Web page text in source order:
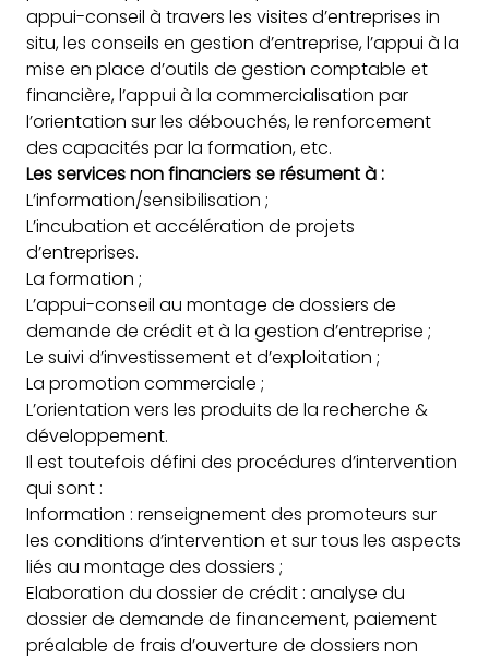
appui-conseil à travers les visites d’entreprises in
situ, les conseils en gestion d’entreprise, l’appui à la
mise en place d’outils de gestion comptable et
financière, l’appui à la commercialisation par
l’orientation sur les débouchés, le renforcement
des capacités par la formation, etc.
Les services non financiers se résument à :
L’information/sensibilisation ;
L’incubation et accélération de projets
d’entreprises.
La formation ;
L’appui-conseil au montage de dossiers de
demande de crédit et à la gestion d’entreprise ;
Le suivi d’investissement et d’exploitation ;
La promotion commerciale ;
L’orientation vers les produits de la recherche &
développement.
Il est toutefois défini des procédures d’intervention
qui sont :
Information : renseignement des promoteurs sur
les conditions d’intervention et sur tous les aspects
liés au montage des dossiers ;
Elaboration du dossier de crédit : analyse du
dossier de demande de financement, paiement
préalable de frais d’ouverture de dossiers non